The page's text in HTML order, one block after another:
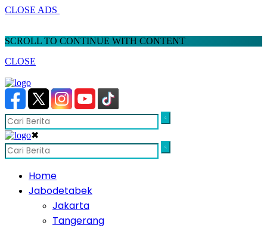
CLOSE ADS
SCROLL TO CONTINUE WITH CONTENT
CLOSE
✖
Home
Jabodetabek
Jakarta
Tangerang